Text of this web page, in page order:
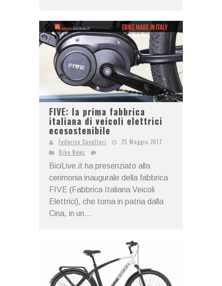
FIVE: la prima fabbrica
italiana di veicoli elettrici
ecosostenibile
Federico Cavallari
25 Maggio 2017
Bike News
BiciLive.it ha presenziato alla
cerimonia inaugurale della fabbrica
FIVE (Fabbrica Italiana Veicoli
Elettrici), che torna in patria dalla
Cina, in un...